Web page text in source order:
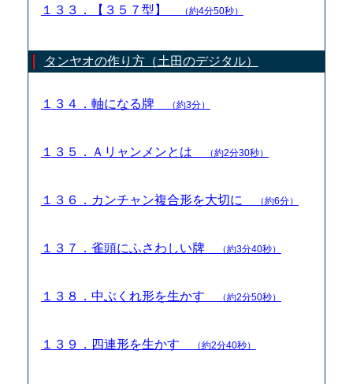
１３３．【３５７型】 （約4分50秒）
タンヤオの作り方（土田のデジタル）
１３４．軸になる牌 （約3分）
１３５．Ａリャンメンとは （約2分30秒）
１３６．カンチャン複合形を大切に （約6分）
１３７．雀頭にふさわしい牌 （約3分40秒）
１３８．中ぶくれ形を生かす （約2分50秒）
１３９．四連形を生かす （約2分40秒）